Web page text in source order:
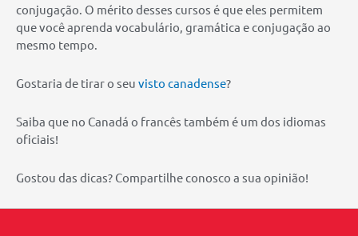
conjugação. O mérito desses cursos é que eles permitem
que você aprenda vocabulário, gramática e conjugação ao
mesmo tempo.
Gostaria de tirar o seu visto canadense?
Saiba que no Canadá o francês também é um dos idiomas
oficiais!
Gostou das dicas? Compartilhe conosco a sua opinião!